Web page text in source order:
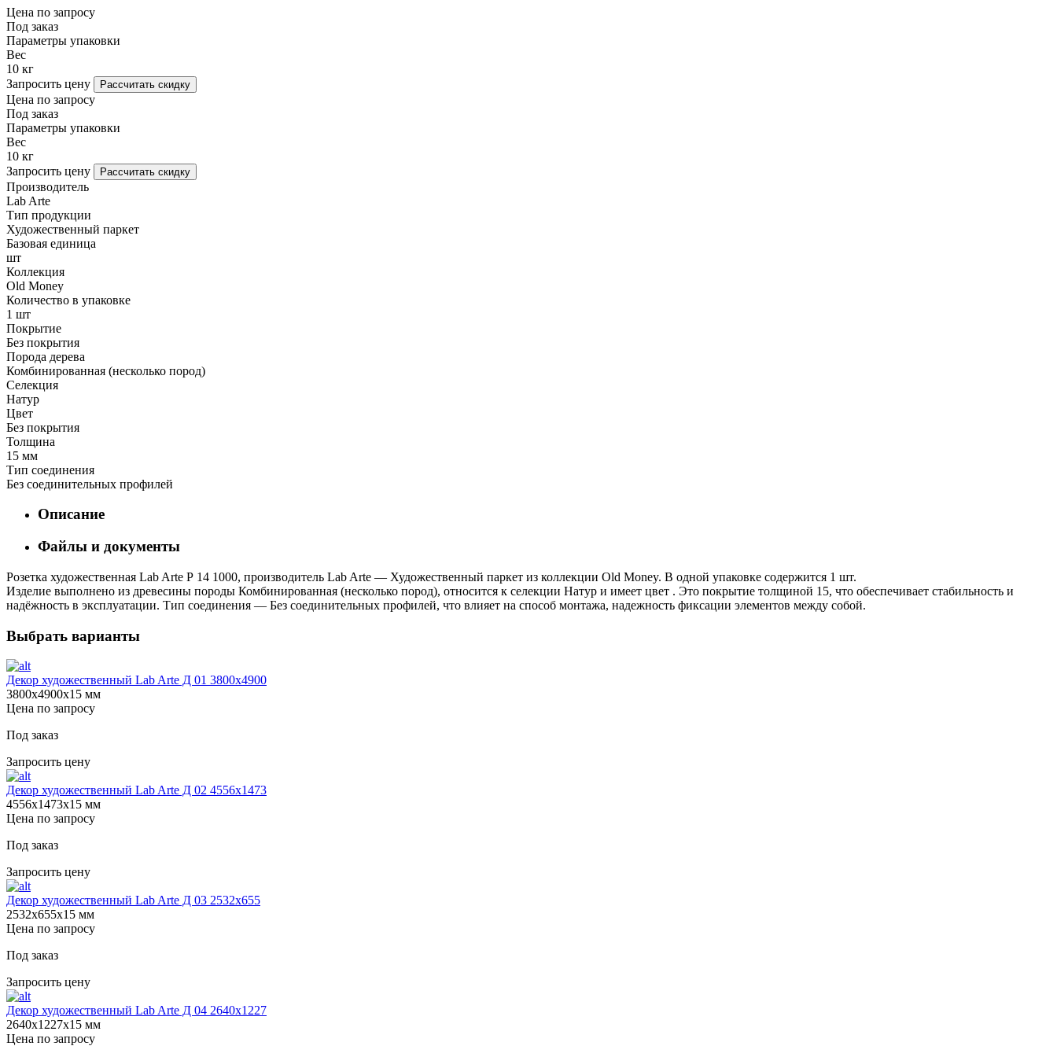
Цена по запросу
Под заказ
Параметры упаковки
Вес
10 кг
Запросить цену
Рассчитать скидку
Цена по запросу
Под заказ
Параметры упаковки
Вес
10 кг
Запросить цену
Рассчитать скидку
Производитель
Lab Arte
Тип продукции
Художественный паркет
Базовая единица
шт
Коллекция
Old Money
Количество в упаковке
1 шт
Покрытие
Без покрытия
Порода дерева
Комбинированная (несколько пород)
Селекция
Натур
Цвет
Без покрытия
Толщина
15 мм
Тип соединения
Без соединительных профилей
Описание
Файлы и документы
Розетка художественная Lab Arte Р 14 1000, производитель Lab Arte — Художественный паркет из коллекции Old Money. В одной упаковке содержится 1 шт.
Изделие выполнено из древесины породы Комбинированная (несколько пород), относится к селекции Натур и имеет цвет . Это покрытие толщиной 15, что обеспечивает стабильность и
надёжность в эксплуатации. Тип соединения — Без соединительных профилей, что влияет на способ монтажа, надежность фиксации элементов между собой.
Выбрать варианты
Декор художественный Lab Arte Д 01 3800х4900
3800х4900х15 мм
Цена по запросу
Под заказ
Запросить цену
Декор художественный Lab Arte Д 02 4556x1473
4556х1473х15 мм
Цена по запросу
Под заказ
Запросить цену
Декор художественный Lab Arte Д 03 2532x655
2532х655х15 мм
Цена по запросу
Под заказ
Запросить цену
Декор художественный Lab Arte Д 04 2640х1227
2640х1227х15 мм
Цена по запросу